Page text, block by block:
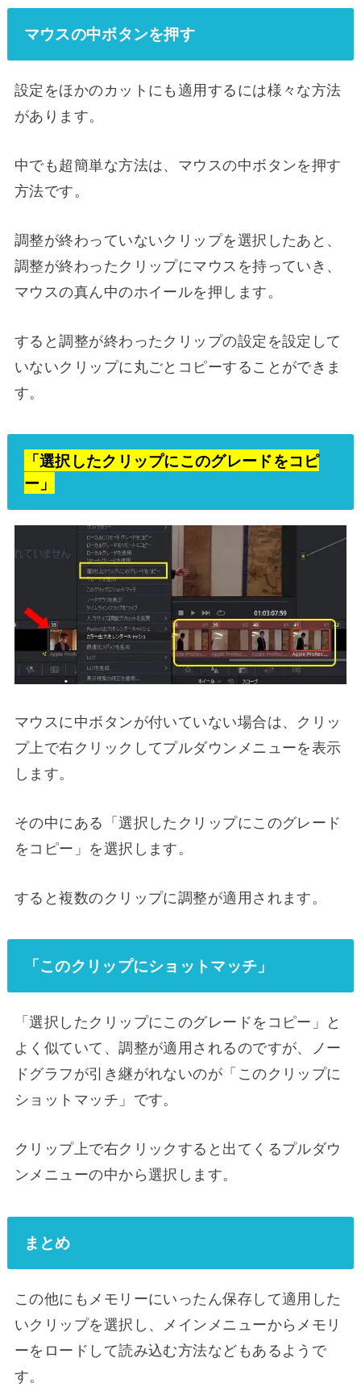
マウスの中ボタンを押す
設定をほかのカットにも適用するには様々な方法
があります。
中でも超簡単な方法は、マウスの中ボタンを押す
方法です。
調整が終わっていないクリップを選択したあと、
調整が終わったクリップにマウスを持っていき、
マウスの真ん中のホイールを押します。
すると調整が終わったクリップの設定を設定して
いないクリップに丸ごとコピーすることができま
す。
「選択したクリップにこのグレードをコピ
ー」
マウスに中ボタンが付いていない場合は、クリッ
プ上で右クリックしてプルダウンメニューを表示
します。
その中にある「選択したクリップにこのグレード
をコピー」を選択します。
すると複数のクリップに調整が適用されます。
「このクリップにショットマッチ」
「選択したクリップにこのグレードをコピー」と
よく似ていて、調整が適用されるのですが、ノー
ドグラフが引き継がれないのが「このクリップに
ショットマッチ」です。
クリップ上で右クリックすると出てくるプルダウ
ンメニューの中から選択します。
まとめ
この他にもメモリーにいったん保存して適用した
いクリップを選択し、メインメニューからメモリ
ーをロードして読み込む方法などもあるようで
す。